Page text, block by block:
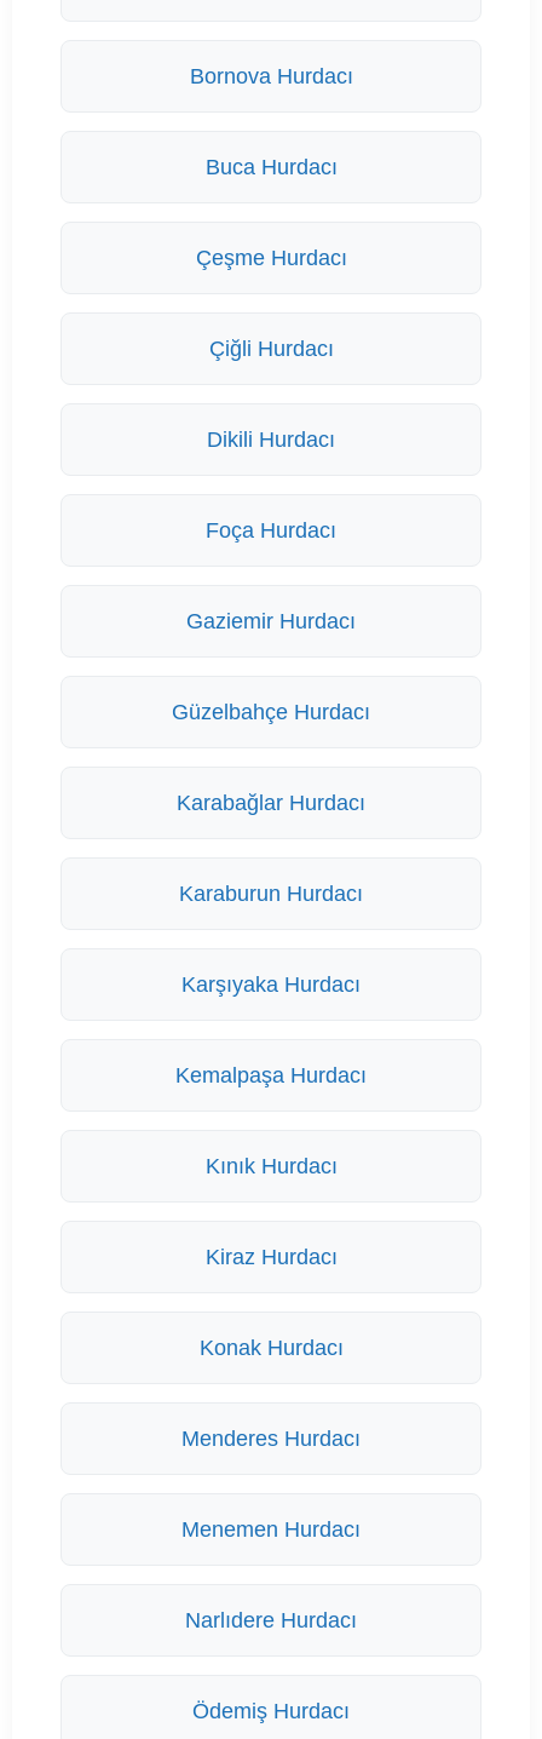
Bornova Hurdacı
Buca Hurdacı
Çeşme Hurdacı
Çiğli Hurdacı
Dikili Hurdacı
Foça Hurdacı
Gaziemir Hurdacı
Güzelbahçe Hurdacı
Karabağlar Hurdacı
Karaburun Hurdacı
Karşıyaka Hurdacı
Kemalpaşa Hurdacı
Kınık Hurdacı
Kiraz Hurdacı
Konak Hurdacı
Menderes Hurdacı
Menemen Hurdacı
Narlıdere Hurdacı
Ödemiş Hurdacı